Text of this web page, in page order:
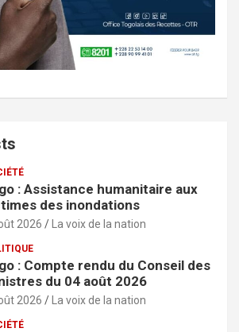
: Assistance humanitaire aux
des inondations
2026 La voix de la nation
: Compte rendu du Conseil des
du 04 août 2026
2026 La voix de la nation